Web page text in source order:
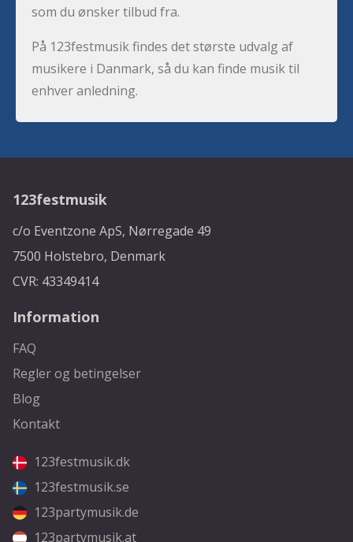
som du ønsker tilbud fra.
På 123festmusik findes det største udvalg af
musikere i Danmark, så du kan finde musik til
enhver anledning.
123festmusik
c/o Eventzone ApS, Nørregade 49
7500 Holstebro, Denmark
CVR: 43349414
Information
FAQ
Regler og betingelser
Blog
Kontakt
123festmusik.dk
123festmusik.se
123partymusik.de
123partymusik.at